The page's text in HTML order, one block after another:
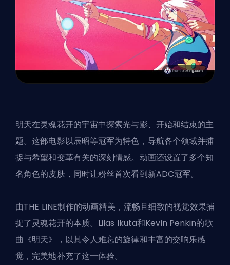
明天在灵魂花开的宇宙中探索光与影、开始和结束的主
题。这部电影以辰昭等冠军为特色，导航各个领域并捕
捉与希望和变革有关的深刻情感。动画还设置了多个知
名角色的皮肤，同时让粉丝首次看到新ADC冠军。
由THE LINE制作的动画精美，流畅且细致的视觉效果捕
捉了灵魂花开的本质。Lilas Ikuta和Kevin Penkin的歌
曲《明天》，以其令人难忘的旋律和丰富的交响乐感
觉，完美地补充了这一体验。